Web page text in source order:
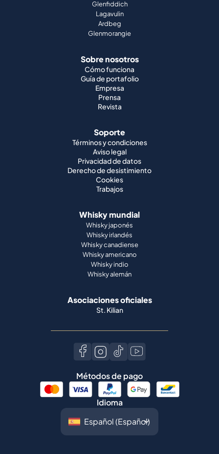
Sobre nosotros
Cómo funciona
Guía de portafolio
Empresa
Revista
Soporte
Términos y condiciones
Aviso legal
Privacidad de datos
Cookies
Trabajos
Whisky mundial
Whisky japonés
Whisky irlandés
Whisky canadiense
Whisky indio
Whisky alemán
Asociaciones oficiales
St. Kilian
Idioma
2026Spiritory. Todos los derechos
reservados